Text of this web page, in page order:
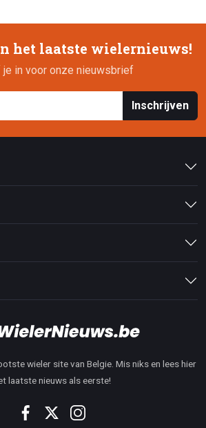
het laatste wielernieuws!
je in voor onze nieuwsbrief
Inschrijven
wieler site van Belgie. Mis niks en lees hier
laatste nieuws als eerste!